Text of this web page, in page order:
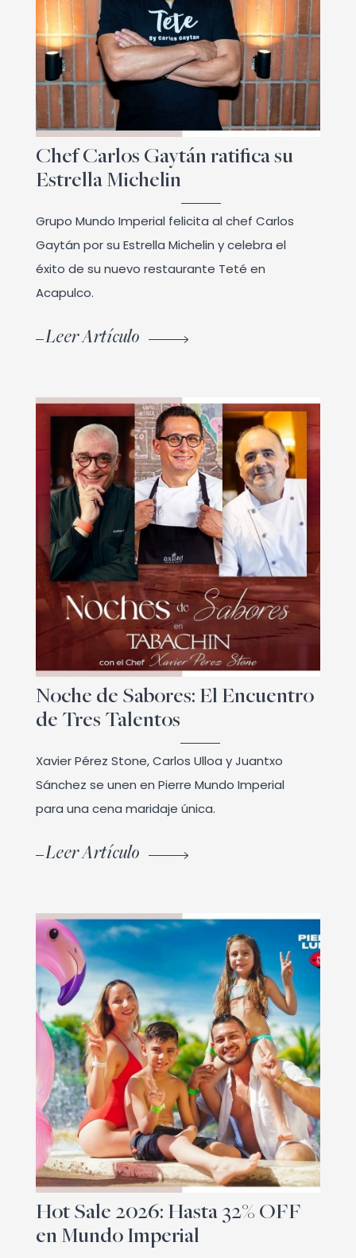
Chef Carlos Gaytán ratifica su
Estrella Michelin
Grupo Mundo Imperial felicita al chef Carlos
Gaytán por su Estrella Michelin y celebra el
éxito de su nuevo restaurante Teté en
Acapulco.
Leer Artículo
Noche de Sabores: El Encuentro
de Tres Talentos
Xavier Pérez Stone, Carlos Ulloa y Juantxo
Sánchez se unen en Pierre Mundo Imperial
para una cena maridaje única.
Leer Artículo
Hot Sale 2026: Hasta 32% OFF
en Mundo Imperial